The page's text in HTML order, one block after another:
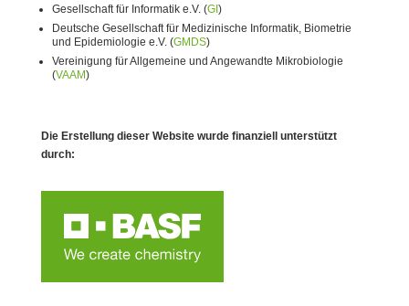
Gesellschaft für Informatik e.V. (GI)
Deutsche Gesellschaft für Medizinische Informatik, Biometrie
und Epidemiologie e.V. (GMDS)
Vereinigung für Allgemeine und Angewandte Mikrobiologie
(VAAM)
Die Erstellung dieser Website wurde finanziell unterstützt
durch: